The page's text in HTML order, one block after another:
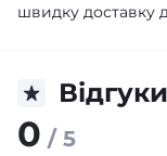
швидку доставку
Відгуки
0 / 5